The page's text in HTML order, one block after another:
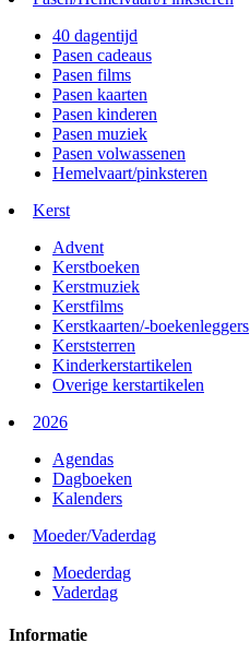
40 dagentijd
Pasen cadeaus
Pasen films
Pasen kaarten
Pasen kinderen
Pasen muziek
Pasen volwassenen
Hemelvaart/pinksteren
Kerst
Advent
Kerstboeken
Kerstmuziek
Kerstfilms
Kerstkaarten/-boekenleggers
Kerststerren
Kinderkerstartikelen
Overige kerstartikelen
2026
Agendas
Dagboeken
Kalenders
Moeder/Vaderdag
Moederdag
Vaderdag
Informatie